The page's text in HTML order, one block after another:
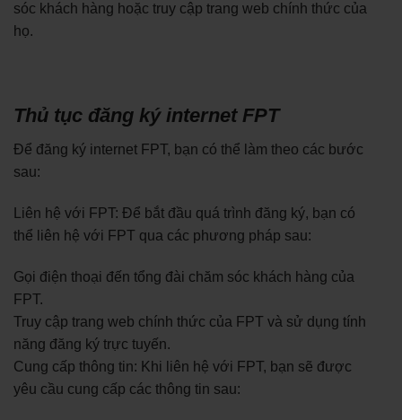
sóc khách hàng hoặc truy cập trang web chính thức của
họ.
Thủ tục đăng ký internet FPT
Để đăng ký internet FPT, bạn có thể làm theo các bước
sau:
Liên hệ với FPT: Để bắt đầu quá trình đăng ký, bạn có
thể liên hệ với FPT qua các phương pháp sau:
Gọi điện thoại đến tổng đài chăm sóc khách hàng của
FPT.
Truy cập trang web chính thức của FPT và sử dụng tính
năng đăng ký trực tuyến.
Cung cấp thông tin: Khi liên hệ với FPT, bạn sẽ được
yêu cầu cung cấp các thông tin sau: